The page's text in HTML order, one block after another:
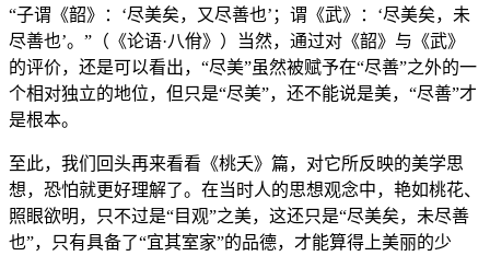
“子谓《韶》：‘尽美矣，又尽善也’；谓《武》：‘尽美矣，未
尽善也’。”（《论语·八佾》）当然，通过对《韶》与《武》
的评价，还是可以看出，“尽美”虽然被赋予在“尽善”之外的一
个相对独立的地位，但只是“尽美”，还不能说是美，“尽善”才
是根本。
至此，我们回头再来看看《桃夭》篇，对它所反映的美学思
想，恐怕就更好理解了。在当时人的思想观念中，艳如桃花、
照眼欲明，只不过是“目观”之美，这还只是“尽美矣，未尽善
也”，只有具备了“宜其室家”的品德，才能算得上美丽的少